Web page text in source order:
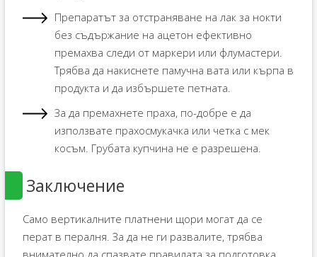
Препаратът за отстраняване на лак за нокти
без съдържание на ацетон ефективно
премахва следи от маркери или флумастери.
Трябва да накиснете памучна вата или кърпа в
продукта и да избършете петната.
За да премахнете праха, по-добре е да
използвате прахосмукачка или четка с мек
косъм. Грубата купчина не е разрешена.
Заключение
Само вертикалните платнени щори могат да се
перат в пералня. За да не ги развалите, трябва
внимателно да спазвате правилата за подготовка,